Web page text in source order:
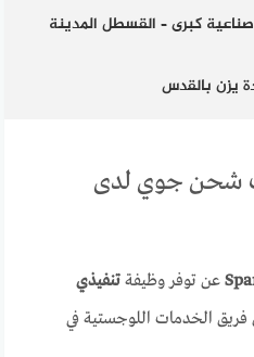
كبرى – القسطل المدينة
يزن بالقدس
شحن جوي لدى
عن توفر وظيفةتنفيذي
الخدمات اللوجستية في